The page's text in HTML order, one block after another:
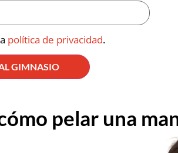
política de privacidad.
pelar una